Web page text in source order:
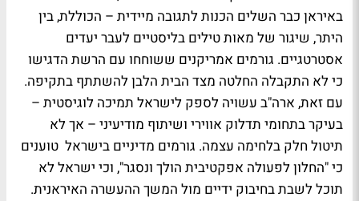
באיראן כבר השלים הכנות לתגובה מיידית – הכוללת, בין
היתר, שיגור של מאות טילים בליסטיים לעבר יעדים
אסטרטגיים. גורמים אמריקנים ששוחחו עם הרשת הדגישו
כי לא התקבלה החלטה מצד הבית הלבן להשתתף בתקיפה.
עם זאת, ארה"ב עשויה לספק לישראל תמיכה לוגיסטית –
בעיקר בתחומי תדלוק אווירי ושיתוף מודיעיני – אך לא
תיטול חלק בלחימה עצמה. גורמים מדיניים בישראל טוענים
כי "החלון לפעולה אפקטיבית הולך ונסגר", וכי ישראל לא
תוכל לשבת בחיבוק ידיים מול המשך ההעשרה האיראנית.